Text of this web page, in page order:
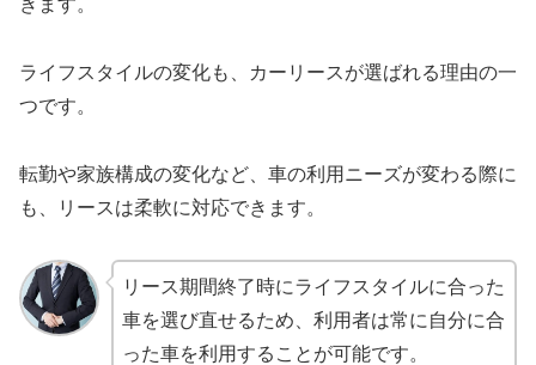
きます。
ライフスタイルの変化も、カーリースが選ばれる理由の一
つです。
転勤や家族構成の変化など、車の利用ニーズが変わる際に
も、リースは柔軟に対応できます。
リース期間終了時にライフスタイルに合った
車を選び直せるため、利用者は常に自分に合
った車を利用することが可能です。